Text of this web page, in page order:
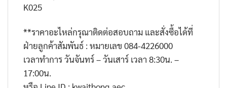
K025
**ราคาอะไหล่กรุณาติดต่อสอบถาม และสั่งซื้อได้ที่
ฝ่ายลูกค้าสัมพันธ์ : หมายเลข 084-4226000
เวลาทำการ วันจันทร์ – วันเสาร์ เวลา 8:30น. –
17:00น.